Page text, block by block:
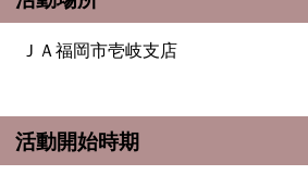
ＪＡ福岡市壱岐支店
活動開始時期